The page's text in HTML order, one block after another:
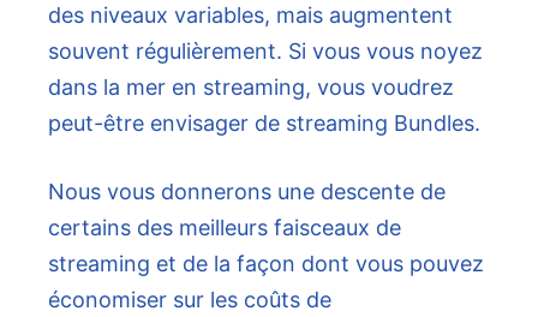
des niveaux variables, mais augmentent
souvent régulièrement. Si vous vous noyez
dans la mer en streaming, vous voudrez
peut-être envisager de streaming Bundles.
Nous vous donnerons une descente de
certains des meilleurs faisceaux de
streaming et de la façon dont vous pouvez
économiser sur les coûts de